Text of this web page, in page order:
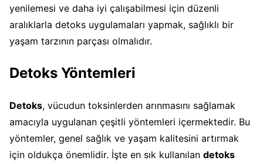
yenilemesi ve daha iyi çalışabilmesi için düzenli
aralıklarla detoks uygulamaları yapmak, sağlıklı bir
yaşam tarzının parçası olmalıdır.
Detoks Yöntemleri
Detoks, vücudun toksinlerden arınmasını sağlamak
amacıyla uygulanan çeşitli yöntemleri içermektedir. Bu
yöntemler, genel sağlık ve yaşam kalitesini artırmak
için oldukça önemlidir. İşte en sık kullanılan detoks